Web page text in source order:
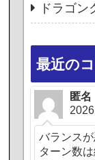
ドラゴン
最近の
匿名
バランス
ターン数